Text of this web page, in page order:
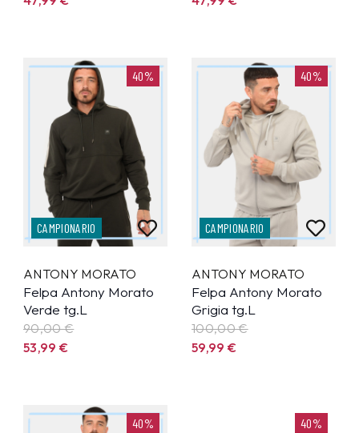
40%
CAMPIONARIO
ANTONY MORATO
Felpa Antony Morato
Verde tg.L
90,00 €
53,99€
40%
CAMPIONARIO
ANTONY MORATO
Felpa Antony Morato
Grigia tg.L
100,00 €
59,99€
40% 40%